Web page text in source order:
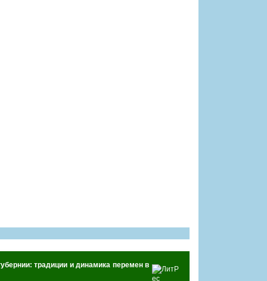
традиции и динамика перемен в